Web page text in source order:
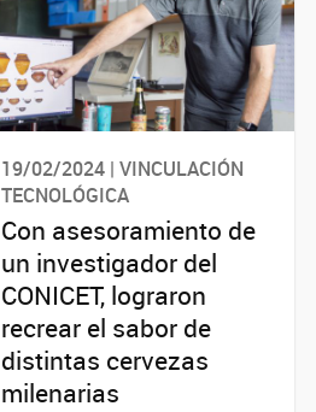
19/02/2024 | VINCULACIÓN
TECNOLÓGICA
Con asesoramiento de
un investigador del
CONICET, lograron
recrear el sabor de
distintas cervezas
milenarias